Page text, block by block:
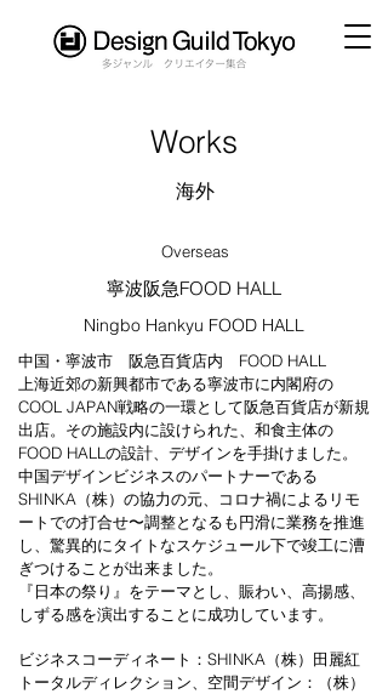
​Works
​海外
Overseas
​寧波阪急FOOD HALL​
Ningbo Hankyu FOOD HALL
中国・寧波市 阪急百貨店内 FOOD HALL
上海近郊の新興都市である寧波市に内閣府の
COOL JAPAN戦略の一環として阪急百貨店が新規
出店。その施設内に設けられた、和食主体の
FOOD HALLの設計、デザインを手掛けました。
中国デザインビジネスのパートナーである
SHINKA（株）の協力の元、コロナ禍によるリモ
ートでの打合せ〜調整となるも円滑に業務を推進
し、驚異的にタイトなスケジュール下で竣工に漕
ぎつけることが出来ました。
『日本の祭り』をテーマとし、賑わい、高揚感、
しずる感を演出することに成功しています。
ビジネスコーディネート：SHINKA（株）田麗紅
トータルディレクション、空間デザイン：（株）